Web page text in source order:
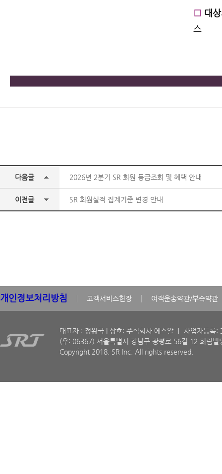
□ 대
스
다음글 2026년 2분기 SR 회원 등급조회 및 혜택 안내
이전글 SR 회원실적 집계기준 변경 안내
개인정보처리방침 고객서비스헌장 여객운송약관/부속약관
대표자 : 정왕국 | 상호: 주식회사 에스알 ㅣ 사업자등
(우: 06367) 서울특별시 강남구 광평로 56길 12 희림빌
Copyright 2018. SR Inc. All rights reserved.